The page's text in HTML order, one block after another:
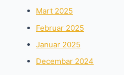
Mart 2025
Februar 2025
Januar 2025
Decembar 2024